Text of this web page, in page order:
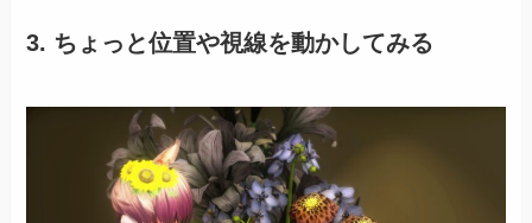
3. ちょっと位置や視線を動かしてみる